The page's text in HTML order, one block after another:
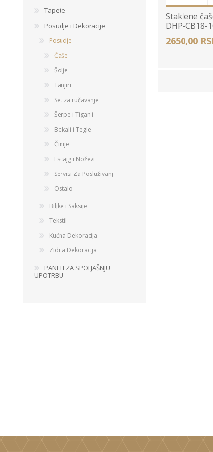
Prikazi sve
Staklene
DHP-CB18-
2650,00
Tapete
Posudje i Dekoracije
Posudje
Čaše
Šolje
Tanjiri
Set za ručavanje
Šerpe i Tiganji
Bokali i Tegle
Činije
Escajg i Noževi
Servisi Za Posluživanj
Ostalo
Biljke i Saksije
Tekstil
Kućna Dekoracija
Zidna Dekoracija
PANELI ZA SPOLJAŠNJU
UPOTRBU